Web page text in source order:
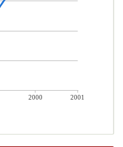
2000
2001